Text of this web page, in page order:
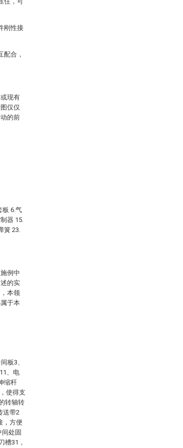
刚性接
配合，
现有
仅仅
的前
板 6.气
器 15.
簧 23.
例中
的实
本领
于本
板3、
、电
缩杆
使得支
转轴转
送带2
，方便
处固
槽31，